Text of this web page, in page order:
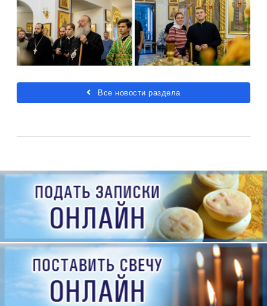
Все новости раздела